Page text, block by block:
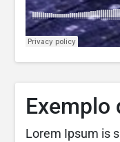
Exemplo
Lorem Ipsum is